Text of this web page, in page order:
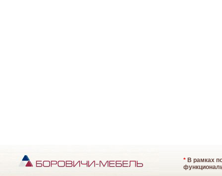
* В рамках